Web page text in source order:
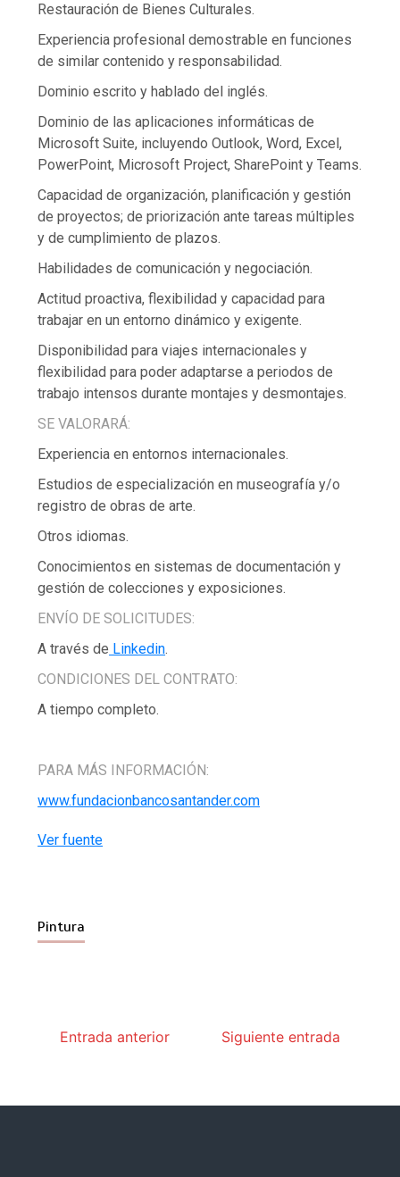
Restauración de Bienes Culturales.
Experiencia profesional demostrable en funciones
de similar contenido y responsabilidad.
Dominio escrito y hablado del inglés.
Dominio de las aplicaciones informáticas de
Microsoft Suite, incluyendo Outlook, Word, Excel,
PowerPoint, Microsoft Project, SharePoint y Teams.
Capacidad de organización, planificación y gestión
de proyectos; de priorización ante tareas múltiples
y de cumplimiento de plazos.
Habilidades de comunicación y negociación.
Actitud proactiva, flexibilidad y capacidad para
trabajar en un entorno dinámico y exigente.
Disponibilidad para viajes internacionales y
flexibilidad para poder adaptarse a periodos de
trabajo intensos durante montajes y desmontajes.
SE VALORARÁ:
Experiencia en entornos internacionales.
Estudios de especialización en museografía y/o
registro de obras de arte.
Otros idiomas.
Conocimientos en sistemas de documentación y
gestión de colecciones y exposiciones.
ENVÍO DE SOLICITUDES:
A través de Linkedin.
CONDICIONES DEL CONTRATO:
A tiempo completo.
PARA MÁS INFORMACIÓN:
www.fundacionbancosantander.com
Ver fuente
Pintura
Entrada anterior Siguiente entrada